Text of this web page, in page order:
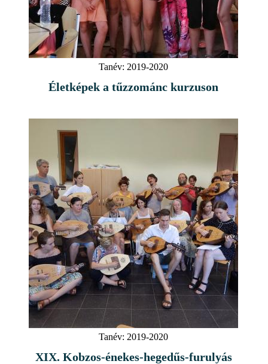
Tanév: 2019-2020
Életképek a tűzzománc kurzuson
Tanév: 2019-2020
XIX. Kobzos-énekes-hegedűs-furulyás